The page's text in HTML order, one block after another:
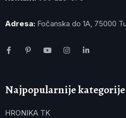
Adresa: Fočanska do 1A, 75000
Najpopularnije kategorije
HRONIKA TK